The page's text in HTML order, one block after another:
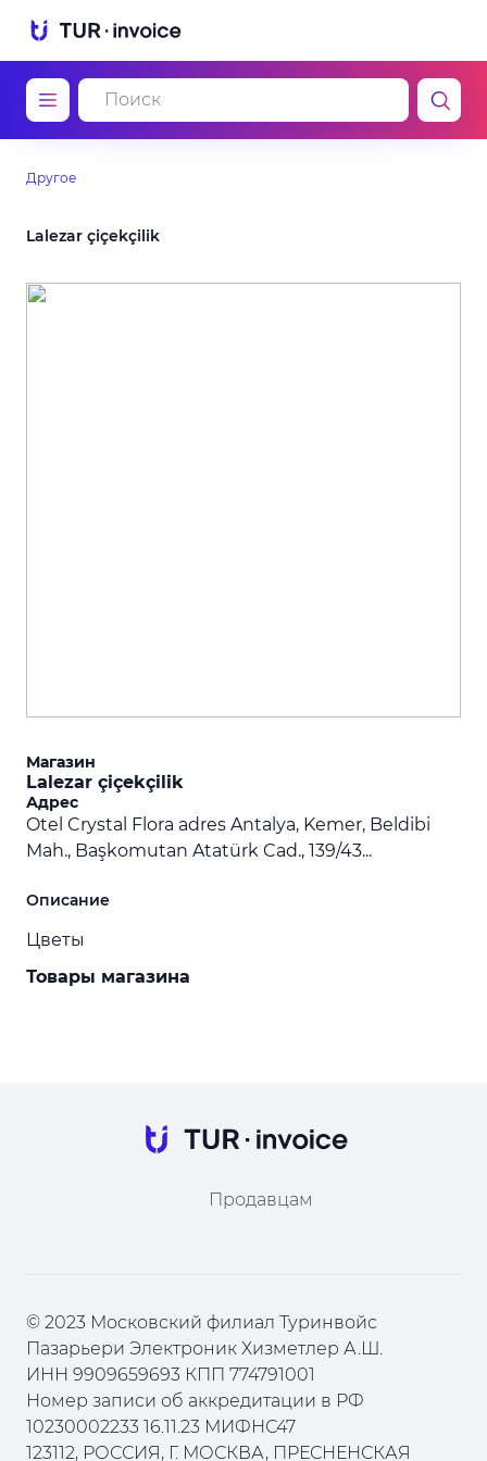
Другое
Lalezar çiçekçilik
Магазин
Lalezar çiçekçilik
Адрес
Otel Crystal Flora adres Antalya, Kemer, Beldibi
Mah., Başkomutan Atatürk Cad., 139/43...
Описание
Цветы
Товары магазина
Продавцам
© 2023 Московский филиал Туринвойс
Пазарьери Электроник Хизметлер А.Ш.
ИНН 9909659693 КПП 774791001
Номер записи об аккредитации в РФ
10230002233 16.11.23 МИФНС47
123112, РОССИЯ, Г. МОСКВА, ПРЕСНЕНСКАЯ